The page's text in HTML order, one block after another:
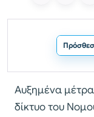
Αυξημένα μέτρα
δίκτυο του